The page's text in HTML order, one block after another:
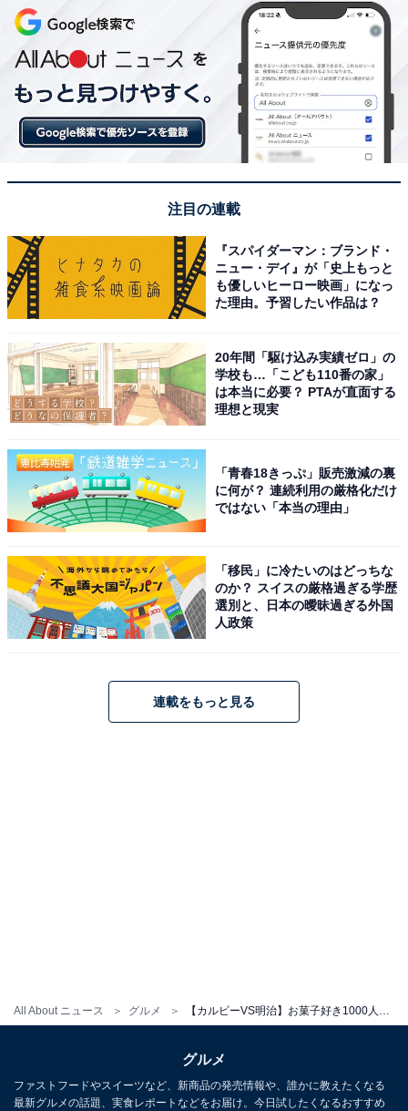
All About ニュース グルメ 【カルビーVS明治】お菓子好き1000人が選んだ「好きなお菓子メーカー」ランキング、1位は？
こちらもおすすめ
2位は、じゃがりこ！ つい買ってしまう「推し
菓子」ランキング、気になる1位は？
注目の連載
『スパイダーマン：ブランド・
ニュー・デイ』が「史上もっと
も優しいヒーロー映画」になっ
た理由。予習したい作品は？
20年間「駆け込み実績ゼロ」の
学校も…「こども110番の家」
は本当に必要？ PTAが直面する
理想と現実
「青春18きっぷ」販売激減の裏
に何が？ 連続利用の厳格化だけ
ではない「本当の理由」
「移民」に冷たいのはどっちな
のか？ スイスの厳格過ぎる学歴
選別と、日本の曖昧過ぎる外国
人政策
連載をもっと見る
グルメ
ファストフードやスイーツなど、新商品の発売情報や、誰かに教えたくなる
最新グルメの話題、実食レポートなどをお届け。今日試したくなるおすすめ